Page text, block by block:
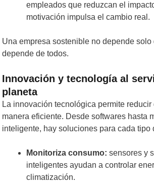
empleados que reduzcan el
motivación impulsa el cambio real.
Una empresa sostenible no depende solo
depende de todos.
Innovación y tecnología al
planeta
La innovación tecnológica permite
manera eficiente. Desde softwares hasta
inteligente, hay soluciones para cada tipo
Monitoriza consumo: sensores y
inteligentes ayudan a controlar
climatización.